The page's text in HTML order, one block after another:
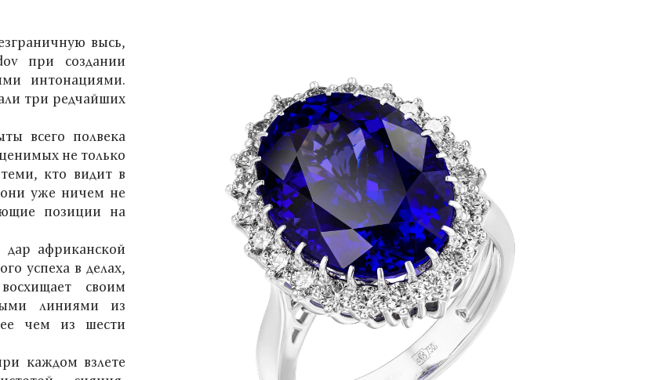
высь,
при создании
интонациями.
три редчайших
всего полвека
не только
кто видит в
они уже ничем не
позиции на
дар африканской
успеха в делах,
своим
линиями из
чем из шести
каждом взлете